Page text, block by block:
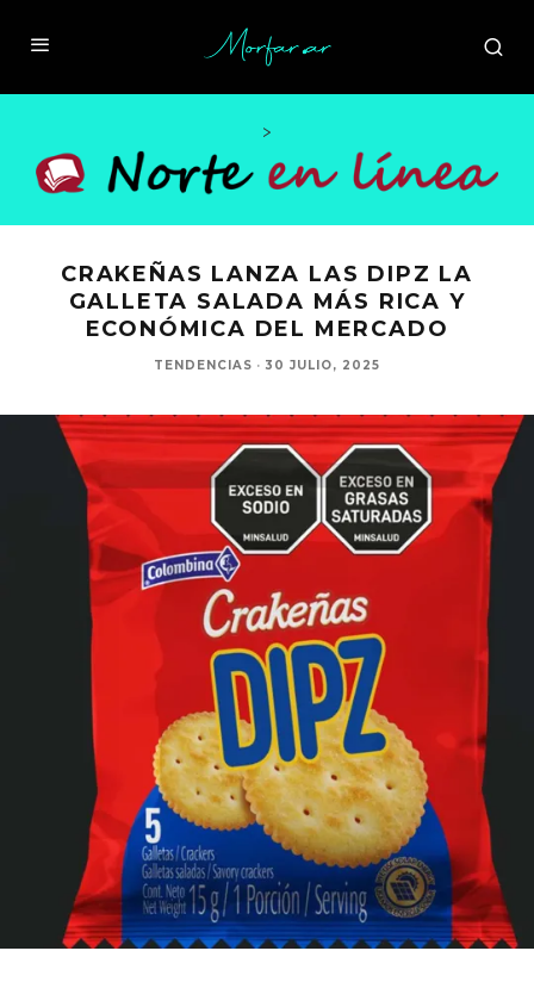
>
CRAKEÑAS LANZA LAS DIPZ LA
GALLETA SALADA MÁS RICA Y
ECONÓMICA DEL MERCADO
TENDENCIAS · 30 JULIO, 2025